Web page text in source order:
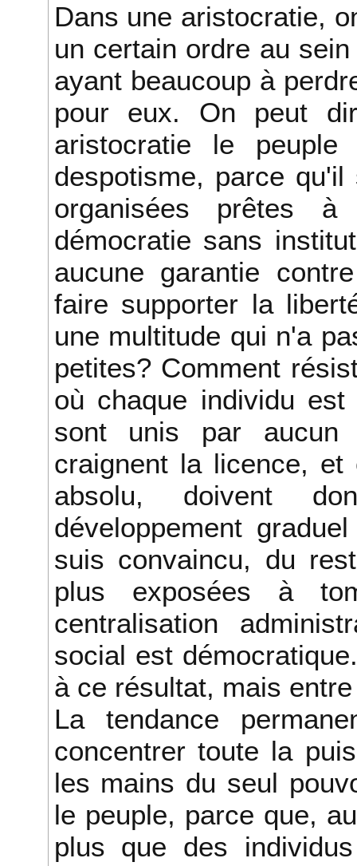
Dans une aristocratie,
un certain ordre au
ayant beaucoup à
pour eux. On peut
aristocratie le
despotisme, parce
organisées prêtes
démocratie sans
aucune garantie
faire supporter la
une multitude qui n'a
petites? Comment
où chaque individu
sont unis par aucun
craignent la licence,
absolu, doivent
développement
suis convaincu, du
plus exposées à
centralisation
social est
à ce résultat, mais
La tendance
concentrer toute la
les mains du seul
le peuple, parce que,
plus que des